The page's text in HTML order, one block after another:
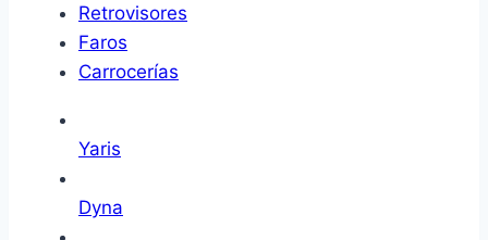
Retrovisores
Faros
Carrocerías
Yaris
Dyna